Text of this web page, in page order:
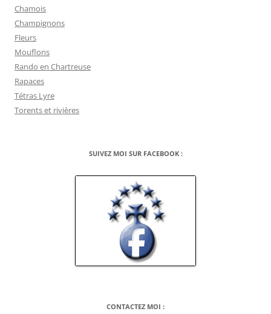
Chamois
Champignons
Fleurs
Mouflons
Rando en Chartreuse
Rapaces
Tétras Lyre
Torents et rivières
SUIVEZ MOI SUR FACEBOOK :
CONTACTEZ MOI :